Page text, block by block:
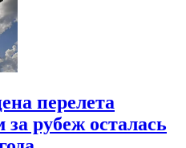
перелета
рубеж осталась